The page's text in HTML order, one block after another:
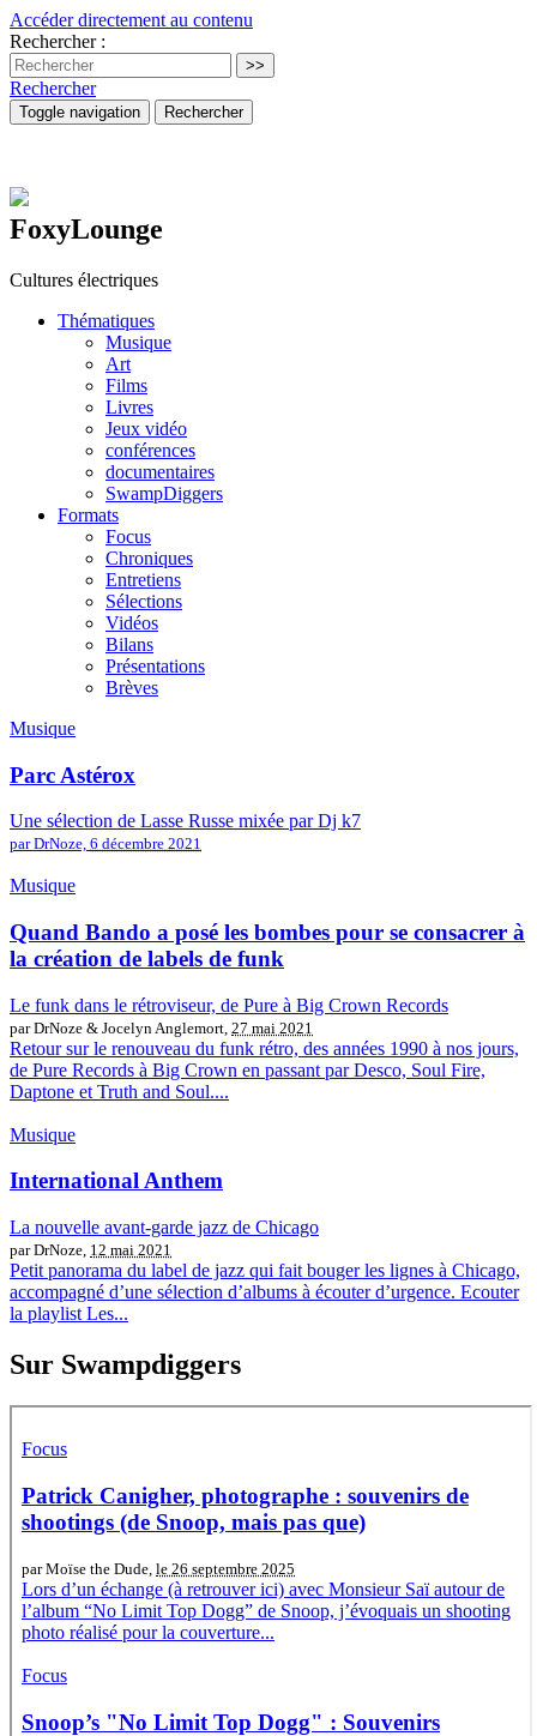
Accéder directement au contenu
Rechercher :
Rechercher
Toggle navigation Rechercher
FoxyLounge
Cultures électriques
Thématiques
Musique
Art
Films
Livres
Jeux vidéo
conférences
documentaires
SwampDiggers
Formats
Focus
Chroniques
Entretiens
Sélections
Vidéos
Bilans
Présentations
Brèves
Musique
Parc Astérox
Une sélection de Lasse Russe mixée par Dj k7
par DrNoze, 6 décembre 2021
Musique
Quand Bando a posé les bombes pour se consacrer à
la création de labels de funk
Le funk dans le rétroviseur, de Pure à Big Crown Records
par DrNoze & Jocelyn Anglemort, 27 mai 2021
Retour sur le renouveau du funk rétro, des années 1990 à nos jours,
de Pure Records à Big Crown en passant par Desco, Soul Fire,
Daptone et Truth and Soul....
Musique
International Anthem
La nouvelle avant-garde jazz de Chicago
par DrNoze, 12 mai 2021
Petit panorama du label de jazz qui fait bouger les lignes à Chicago,
accompagné d’une sélection d’albums à écouter d’urgence. Ecouter
la playlist Les...
Sur Swampdiggers